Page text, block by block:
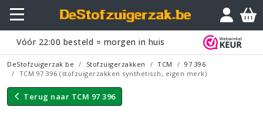
Vóór 22:00 besteld = morgen in huis
DeStofzuigerzak.be Stofzuigerzakken TCM
97 396
TCM 97 396 (stofzuigerzakken synthetisch, eigen merk)
Terug naar TCM 97 396
Vraagje?